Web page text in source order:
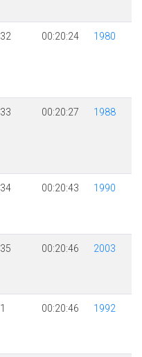
32 00:20:24 1980
33 00:20:27 1988
34 00:20:43 1990
35 00:20:46 2003
1 00:20:46 1992